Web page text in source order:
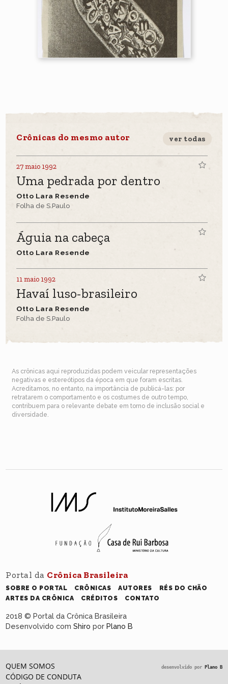
Crônicas do mesmo autor ver todas
27 maio 1992
Uma pedrada por dentro
Otto Lara Resende
Folha de S.Paulo
Águia na cabeça
Otto Lara Resende
11 maio 1992
Havaí luso-brasileiro
Otto Lara Resende
Folha de S.Paulo
As crônicas aqui reproduzidas podem veicular representações
negativas e estereótipos da época em que foram escritas.
Acreditamos, no entanto, na importância de publicá-las: por
retratarem o comportamento e os costumes de outro tempo,
contribuem para o relevante debate em torno de inclusão social e
diversidade.
Portal da Crônica Brasileira
SOBRE O PORTAL CRÔNICAS AUTORES
RÉS DO CHÃO
ARTES DA CRÔNICA
CRÉDITOS CONTATO
2018 © Portal da Crônica Brasileira
Desenvolvido comShiro porPlano B
QUEM SOMOS
CÓDIGO DE CONDUTA
desenvolvido por Plano B